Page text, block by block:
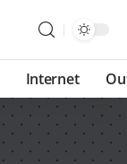
Internet